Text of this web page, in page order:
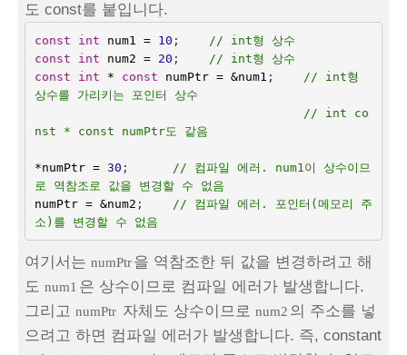
도 const를 붙입니다.
const int num1 = 10 ;
// int형 상수
const
int num2 = 20 ;
// int형 상수
const
int * const numPtr = &num1 ;
// int형
상수를 가리키는 포인터 상수
// int co
nst * const numPtr도 같음
*numPtr = 30 ;
// 컴파일 에러. num1이 상수이므
로 역참조로 값을 변경할 수 없음
numPtr = &num2 ;
// 컴파일 에러. 포인터(메모리 주
소)를 변경할 수 없음
여기서는 numPtr을 역참조한 뒤 값을 변경하려고 해
도 num1 은 상수이므로 컴파일 에러가 발생합니다.
그리고 numPtr 자체도 상수이므로 num2 의 주소를 넣
으려고 하면 컴파일 에러가 발생합니다. 즉, constant